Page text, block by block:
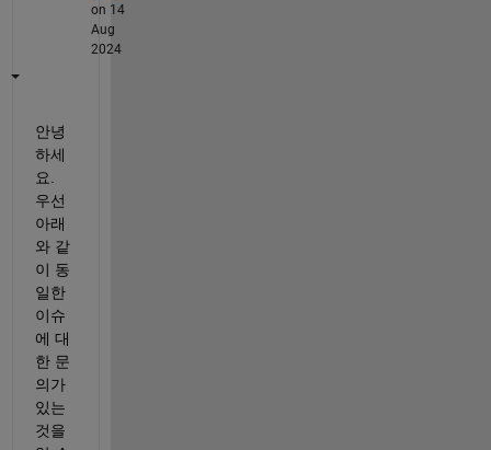
on 14
Aug
2024
안녕
하세
요.
우선
아래
와 같
이 동
일한
이슈
에 대
한 문
의가
있는
것을